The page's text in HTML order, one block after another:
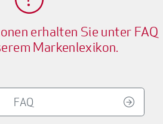
erhalten Sie unter FAQ
Markenlexikon.
FAQ